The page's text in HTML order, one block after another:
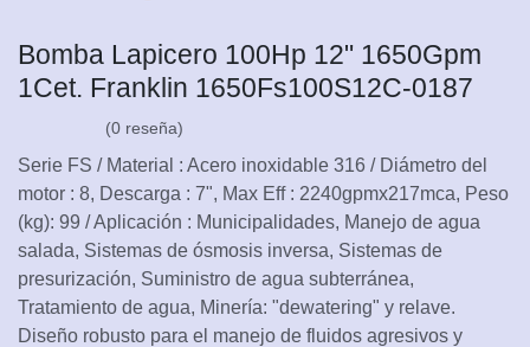
Bomba Lapicero 100Hp 12" 1650Gpm
1Cet. Franklin 1650Fs100S12C-0187
(0 reseña)
Serie FS / Material : Acero inoxidable 316 / Diámetro del
motor : 8, Descarga : 7", Max Eff : 2240gpmx217mca, Peso
(kg): 99 / Aplicación : Municipalidades, Manejo de agua
salada, Sistemas de ósmosis inversa, Sistemas de
presurización, Suministro de agua subterránea,
Tratamiento de agua, Minería: "dewatering" y relave.
Diseño robusto para el manejo de fluidos agresivos y